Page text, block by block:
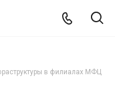
в филиалах МФЦ